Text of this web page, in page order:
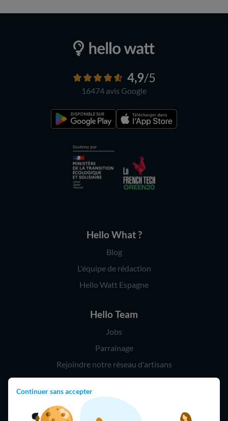
Continuer sans accepter
4,9/5
16474 avis Google
Hello What ?
Blog
L'équipe de rédaction
Hello Watt Espagne
Hello Team
Jobs
Parrainage
Rejoindre notre réseau d'artisans
Hello !
09 75 18 60 60 (8h-21h)